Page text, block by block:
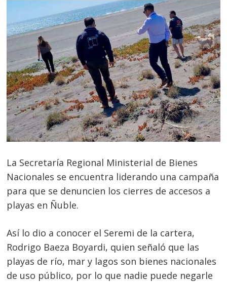
La Secretaría Regional Ministerial de Bienes
Nacionales se encuentra liderando una campaña
para que se denuncien los cierres de accesos a
playas en Ñuble.
Así lo dio a conocer el Seremi de la cartera,
Rodrigo Baeza Boyardi, quien señaló que las
playas de río, mar y lagos son bienes nacionales
de uso público, por lo que nadie puede negarle